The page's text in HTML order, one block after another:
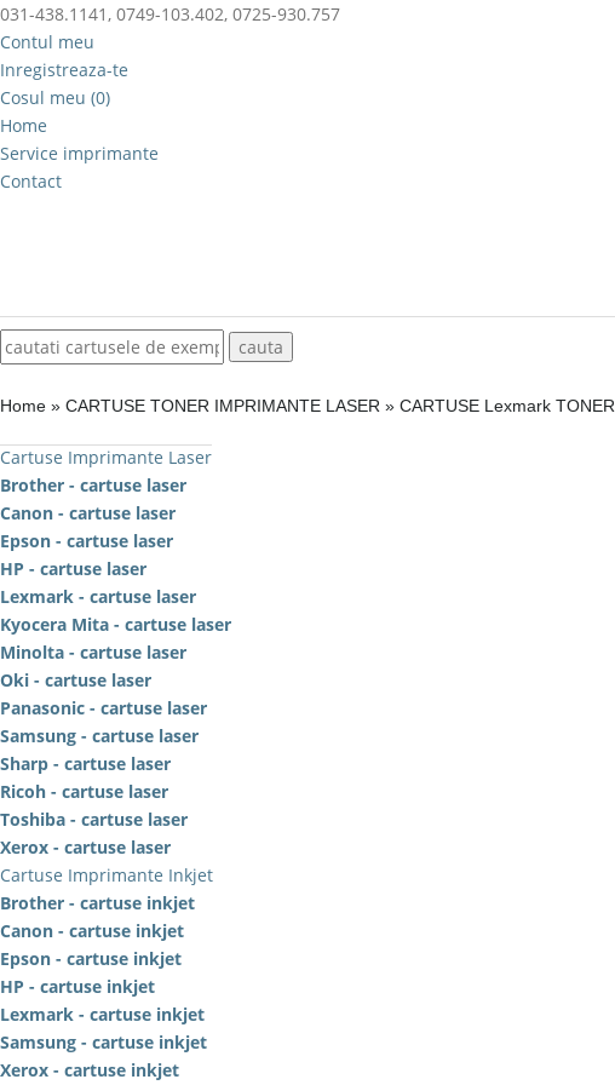
031-438.1141, 0749-103.402, 0725-930.757
Contul meu
Inregistreaza-te
Cosul meu (0)
Home
Service imprimante
Contact
Home » CARTUSE TONER IMPRIMANTE LASER » CARTUSE Lexmark TONER
Cartuse Imprimante Laser
Brother - cartuse laser
Canon - cartuse laser
Epson - cartuse laser
HP - cartuse laser
Lexmark - cartuse laser
Kyocera Mita - cartuse laser
Minolta - cartuse laser
Oki - cartuse laser
Panasonic - cartuse laser
Samsung - cartuse laser
Sharp - cartuse laser
Ricoh - cartuse laser
Toshiba - cartuse laser
Xerox - cartuse laser
Cartuse Imprimante Inkjet
Brother - cartuse inkjet
Canon - cartuse inkjet
Epson - cartuse inkjet
HP - cartuse inkjet
Lexmark - cartuse inkjet
Samsung - cartuse inkjet
Xerox - cartuse inkjet